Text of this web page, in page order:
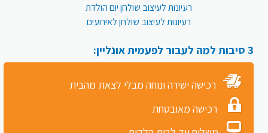
רעיונות לעיצוב שולחן יום הולדת
רעיונות לעיצוב שולחן לאירועים
3 סיבות למה לעבור לפעמית אונליין:
רכישה ישירה ונוחה מבלי לצאת מהבית
רכישה מאובטחת